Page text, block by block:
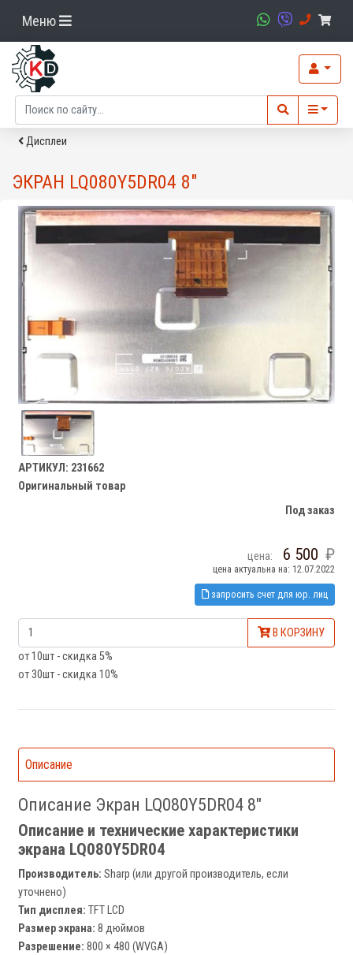
Меню
Дисплеи
ЭКРАН LQ080Y5DR04 8"
АРТИКУЛ: 231662
Оригинальный товар
Под заказ
цена: 6 500
цена актуальна на: 12.07.2022
запросить счет для юр. лиц
В КОРЗИНУ
от 10шт - скидка 5%
от 30шт - скидка 10%
Описание
Описание Экран LQ080Y5DR04 8"
Описание и технические характеристики
экрана LQ080Y5DR04
Производитель: Sharp (или другой производитель, если
уточнено)
Тип дисплея: TFT LCD
Размер экрана: 8 дюймов
Разрешение: 800 × 480 (WVGA)